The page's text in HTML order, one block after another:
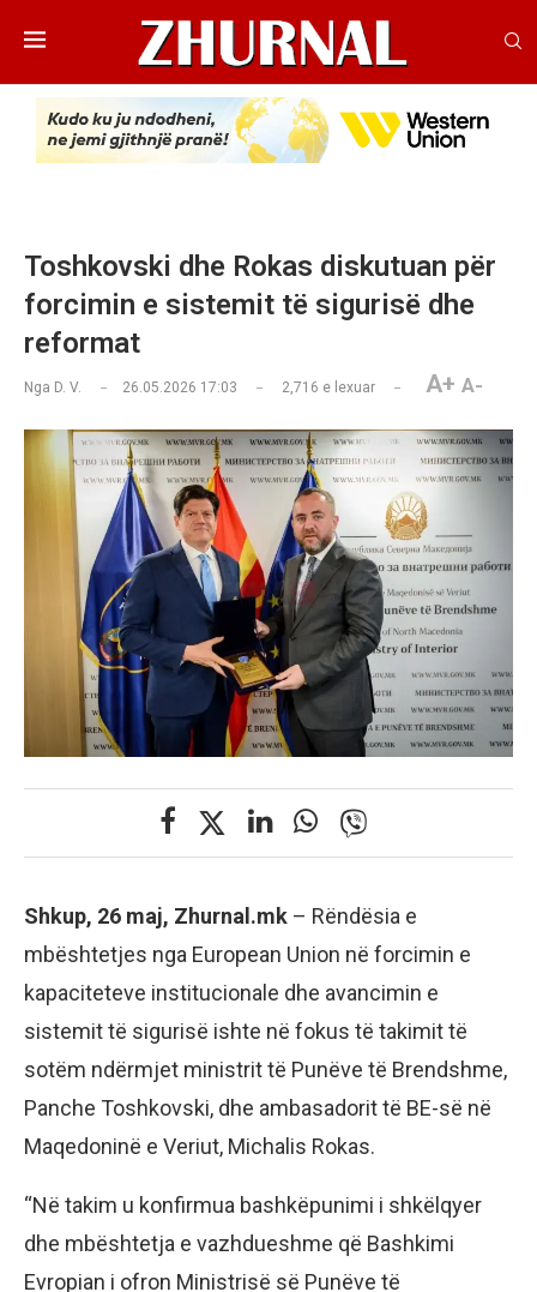
Toshkovski dhe Rokas diskutuan për
forcimin e sistemit të sigurisë dhe
reformat
Nga D. V. 26.05.2026 17:03 2,716 e lexuar A+ A-
Shkup, 26 maj, Zhurnal.mk – Rëndësia e
mbështetjes nga European Union në forcimin e
kapaciteteve institucionale dhe avancimin e
sistemit të sigurisë ishte në fokus të takimit të
sotëm ndërmjet ministrit të Punëve të Brendshme,
Panche Toshkovski, dhe ambasadorit të BE-së në
Maqedoninë e Veriut, Michalis Rokas.
“Në takim u konfirmua bashkëpunimi i shkëlqyer
dhe mbështetja e vazhdueshme që Bashkimi
Evropian i ofron Ministrisë së Punëve të